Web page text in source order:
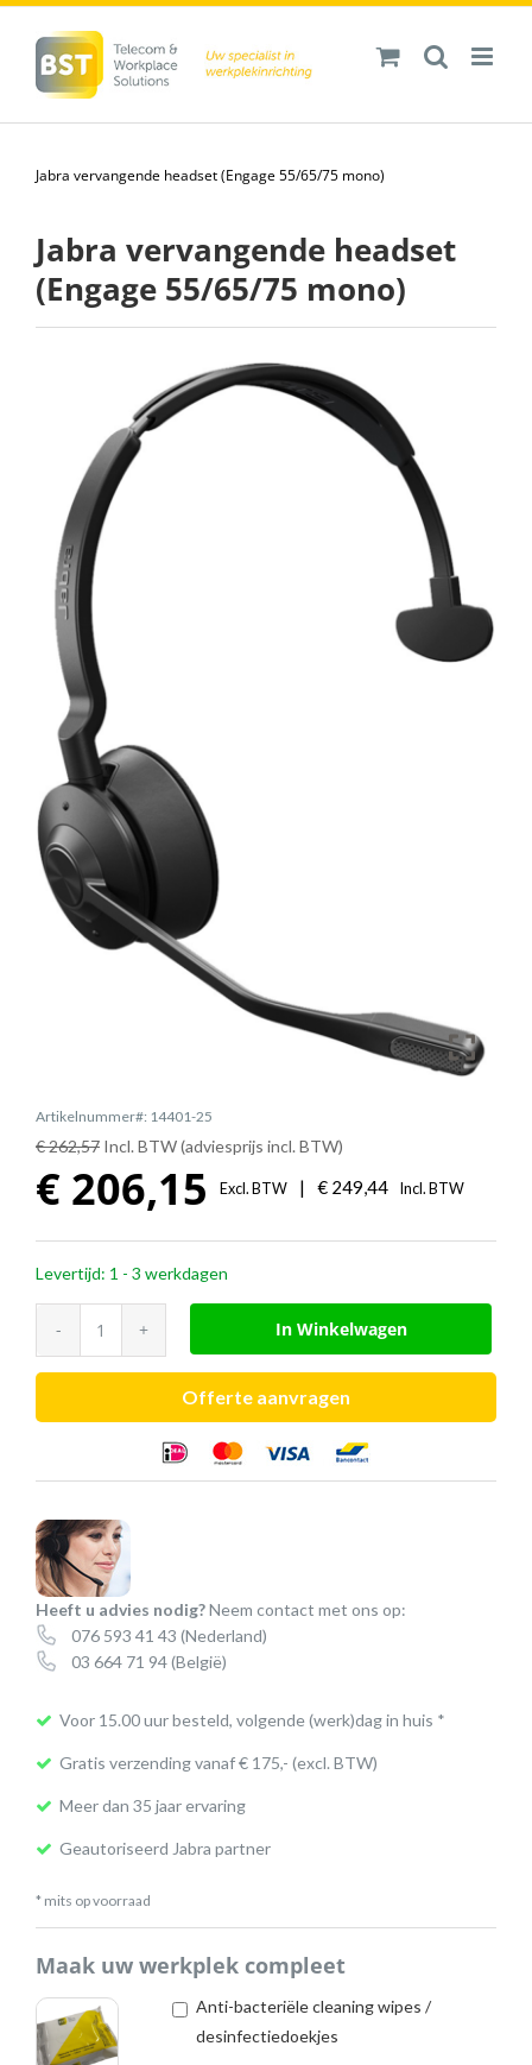
inhoud
Jabra vervangende headset (Engage 55/65/75 mono)
Jabra vervangende headset
(Engage 55/65/75 mono)
Artikelnummer#: 14401-25
€ 262,57 Incl. BTW (adviesprijs incl. BTW)
€ 206,15 Excl. BTW | € 249,44 Incl. BTW
Levertijd: 1 - 3 werkdagen
Maak uw werkplek compleet
Anti-bacteriële cleaning wipes /
desinfectiedoekjes
vervangende
(Engage
mono)
aantal
In Winkelwagen
Offerte aanvragen
Heeft u advies nodig?Neem contact met ons op:
076 593 41 43 (Nederland)
03 664 71 94(België)
Voor 15.00 uur besteld, volgende (werk)dag in huis *
Gratis verzending vanaf € 175,- (excl. BTW)
Meer dan 35 jaar ervaring
Geautoriseerd Jabra partner
* mits op voorraad